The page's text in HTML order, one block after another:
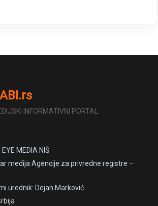
INFORMATIVNI PORTAL
EYE MEDIA NIŠ
medija Agencije za privredne registre –
urednik: Dejan Marković